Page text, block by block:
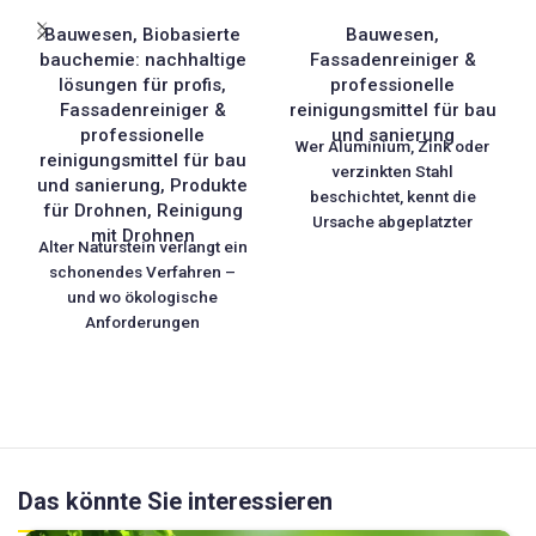
empfindliche Fassaden
Bauwesen, Biobasierte
bauchemie: nachhaltige
lösungen für profis,
Fassadenreiniger &
professionelle
reinigungsmittel für bau
und sanierung, Produkte
für Drohnen, Reinigung
mit Drohnen
Alter Naturstein verlangt ein
schonendes Verfahren –
und wo ökologische
Anforderungen
Natursteinreiniger aus der
nachwachsenden,
Bauwesen,
Fassadenreiniger &
professionelle
reinigungsmittel für bau
und sanierung
Wer Aluminium, Zink oder
verzinkten Stahl
beschichtet, kennt die
Ursache abgeplatzter
320 löst beides in einem
entfettet und beizt zugleich.
Das könnte Sie interessieren